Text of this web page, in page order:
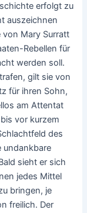
erfolgt zu
auszeichnen
Mary Surratt
Rebellen für
werden soll.
gilt sie von
für ihren Sohn,
am Attentat
vor kurzem
des
undankbare
sieht er sich
jedes Mittel
bringen, je
freilich. Der